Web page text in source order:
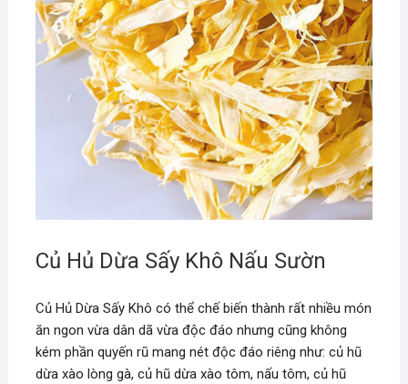
Củ Hủ Dừa Sấy Khô Nấu Sườn
Củ Hủ Dừa Sấy Khô có thể chế biến thành rất nhiều món
ăn ngon vừa dân dã vừa độc đáo nhưng cũng không
kém phần quyến rũ mang nét độc đáo riêng như: củ hũ
dừa xào lòng gà, củ hũ dừa xào tôm, nấu tôm, củ hũ